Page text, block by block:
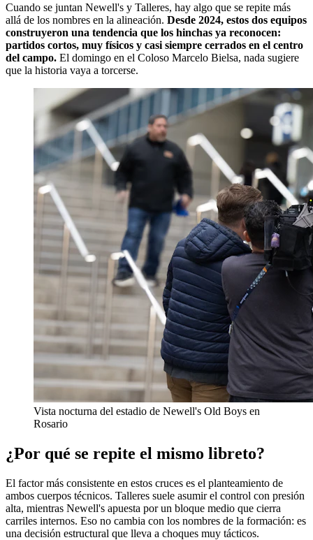
Cuando se juntan Newell's y Talleres, hay algo que se repite más
allá de los nombres en la alineación. Desde 2024, estos dos equipos
construyeron una tendencia que los hinchas ya reconocen:
partidos cortos, muy físicos y casi siempre cerrados en el centro
del campo. El domingo en el Coloso Marcelo Bielsa, nada sugiere
que la historia vaya a torcerse.
Vista nocturna del estadio de Newell's Old Boys en
Rosario
¿Por qué se repite el mismo libreto?
El factor más consistente en estos cruces es el planteamiento de
ambos cuerpos técnicos. Talleres suele asumir el control con presión
alta, mientras Newell's apuesta por un bloque medio que cierra
carriles internos. Eso no cambia con los nombres de la formación: es
una decisión estructural que lleva a choques muy tácticos.